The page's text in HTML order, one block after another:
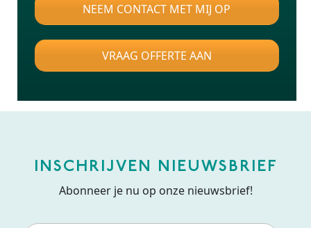
NEEM CONTACT MET MIJ OP
VRAAG OFFERTE AAN
INSCHRIJVEN NIEUWSBRIEF
Abonneer je nu op onze nieuwsbrief!